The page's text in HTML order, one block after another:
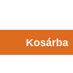
Kosárba